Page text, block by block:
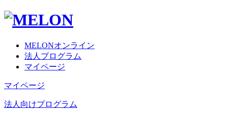
MELONオンライン
法人プログラム
マイページ
マイページ
法人向けプログラム